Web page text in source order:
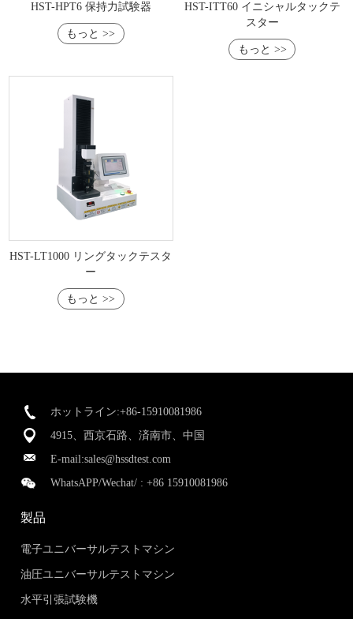
HST-HPT6 保持力試験器
もっと >>
HST-ITT60 イニシャルタックテ
スター
もっと >>
HST-LT1000 リングタックテスタ
ー
もっと >>
ホットライン:+86-15910081986
4915、西京石路、済南市、中国
E-mail:sales@hssdtest.com
WhatsAPP/Wechat/ :+86 15910081986
製品
電子ユニバーサルテストマシン
油圧ユニバーサルテストマシン
水平引張試験機